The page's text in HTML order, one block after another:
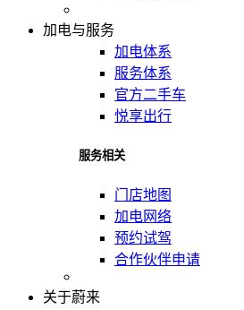
加电与服务
加电体系
服务体系
官方二手车
悦享出行
服务相关
门店地图
加电网络
预约试驾
合作伙伴申请
关于蔚来